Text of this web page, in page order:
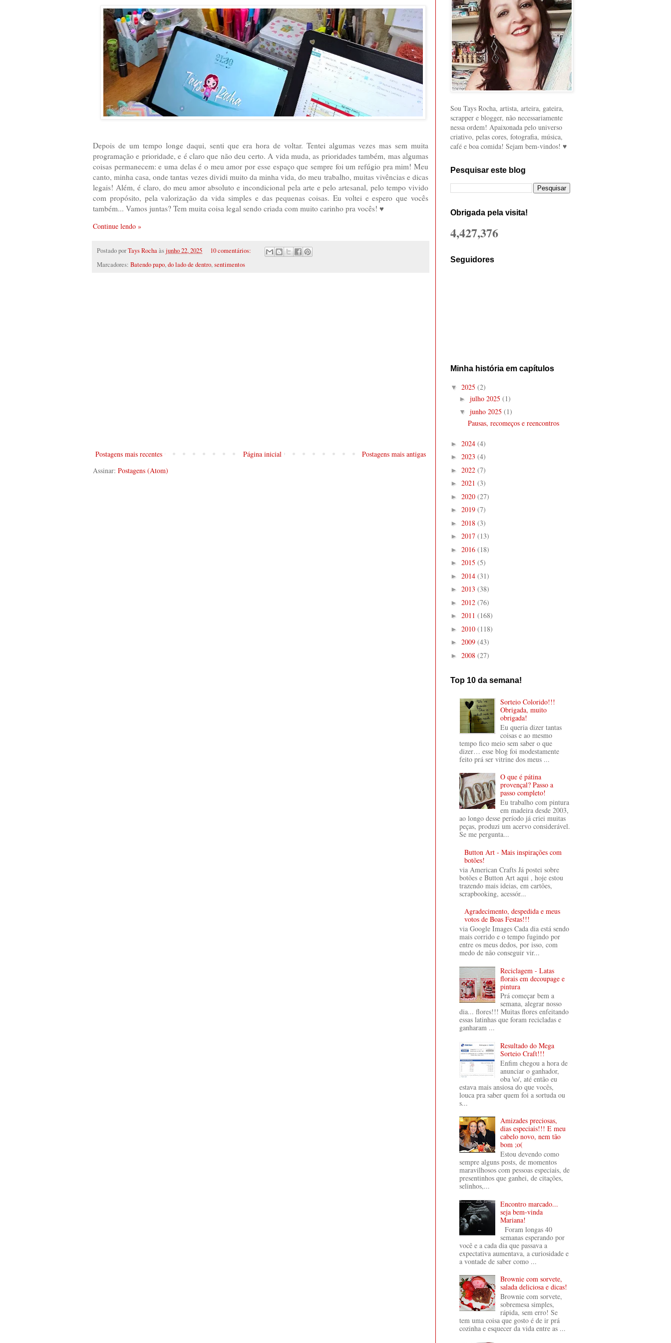
Depois de um tempo longe daqui, senti que era hora de voltar. Tentei algumas vezes mas sem muita
programação e prioridade, e é claro que não deu certo. A vida muda, as prioridades também, mas algumas
coisas permanecem: e uma delas é o meu amor por esse espaço que sempre foi um refúgio pra mim! Meu
canto, minha casa, onde tantas vezes dividi muito da minha vida, do meu trabalho, muitas vivências e dicas
legais! Além, é claro, do meu amor absoluto e incondicional pela arte e pelo artesanal, pelo tempo vivido
com propósito, pela valorização da vida simples e das pequenas coisas. Eu voltei e espero que vocês
também... Vamos juntas? Tem muita coisa legal sendo criada com muito carinho pra vocês! ♥
Continue lendo »
Postado porTays Rochaàsjunho 22, 2025
10 comentários:
Marcadores: Batendo papo,do lado de dentro,sentimentos
Postagens mais recentes Postagens mais antigas
Página inicial
Assinar: Postagens (Atom)
Sou Tays Rocha, artista, arteira, gateira,
scrapper e blogger, não necessariamente
nessa ordem! Apaixonada pelo universo
criativo, pelas cores, fotografia, música,
café e boa comida! Sejam bem-vindos! ♥
Pesquisar este blog
Obrigada pela visita!
4,427,376
Seguidores
Minha história em capítulos
▼ 2025 (2)
► julho 2025 (1)
▼ junho 2025 (1)
Pausas, recomeços e reencontros
► 2024 (4)
► 2023 (4)
► 2022 (7)
► 2021 (3)
► 2020 (27)
► 2019 (7)
► 2018 (3)
► 2017 (13)
► 2016 (18)
► 2015 (5)
► 2014 (31)
► 2013 (38)
► 2012 (76)
► 2011 (168)
► 2010 (118)
► 2009 (43)
► 2008 (27)
Top 10 da semana!
Sorteio Colorido!!!
Obrigada, muito
obrigada!
Eu queria dizer tantas
coisas e ao mesmo
tempo fico meio sem saber o que
dizer… esse blog foi modestamente
feito prá ser vitrine dos meus ...
O que é pátina
provençal? Passo a
passo completo!
Eu trabalho com pintura
em madeira desde 2003,
ao longo desse período já criei muitas
peças, produzi um acervo considerável.
Se me pergunta...
Button Art - Mais inspirações com
botões!
via American Crafts Já postei sobre
botões e Button Art aqui , hoje estou
trazendo mais ideias, em cartões,
scrapbooking, acessór...
Agradecimento, despedida e meus
votos de Boas Festas!!!
via Google Images Cada dia está sendo
mais corrido e o tempo fugindo por
entre os meus dedos, por isso, com
medo de não conseguir vir...
Reciclagem - Latas
florais em decoupage e
pintura
Prá começar bem a
semana, alegrar nosso
dia... flores!!! Muitas flores enfeitando
essas latinhas que foram recicladas e
ganharam ...
Resultado do Mega
Sorteio Craft!!!
Enfim chegou a hora de
anunciar o ganhador,
oba \o/, até então eu
estava mais ansiosa do que vocês,
louca pra saber quem foi a sortuda ou
s...
Amizades preciosas,
dias especiais!!! E meu
cabelo novo, nem tão
bom ;o(
Estou devendo como
sempre alguns posts, de momentos
maravilhosos com pessoas especiais, de
presentinhos que ganhei, de citações,
selinhos,...
Encontro marcado...
seja bem-vinda
Mariana!
Foram longas 40
semanas esperando por
você e a cada dia que passava a
expectativa aumentava, a curiosidade e
a vontade de saber como ...
Brownie com sorvete,
salada deliciosa e dicas!
Brownie com sorvete,
sobremesa simples,
rápida, sem erro! Se
tem uma coisa que gosto é de ir prá
cozinha e esquecer da vida entre as ...